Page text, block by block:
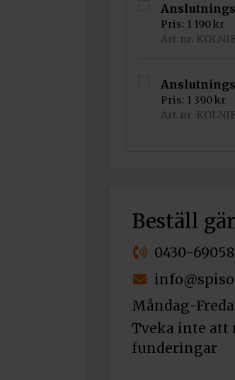
Pris: 1 190kr
Art.nr.
Pris: 1 390kr
Art.nr.
Beställ
0430-
Måndag-
Tveka inte att
funderingar